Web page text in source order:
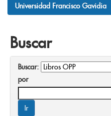
Universidad Francisco Gavidia
Buscar
Buscar:
por